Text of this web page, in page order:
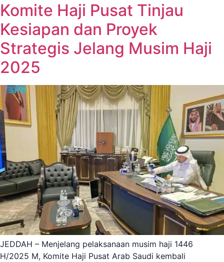
Komite Haji Pusat Tinjau
Kesiapan dan Proyek
Strategis Jelang Musim Haji
2025
JEDDAH – Menjelang pelaksanaan musim haji 1446
H/2025 M, Komite Haji Pusat Arab Saudi kembali